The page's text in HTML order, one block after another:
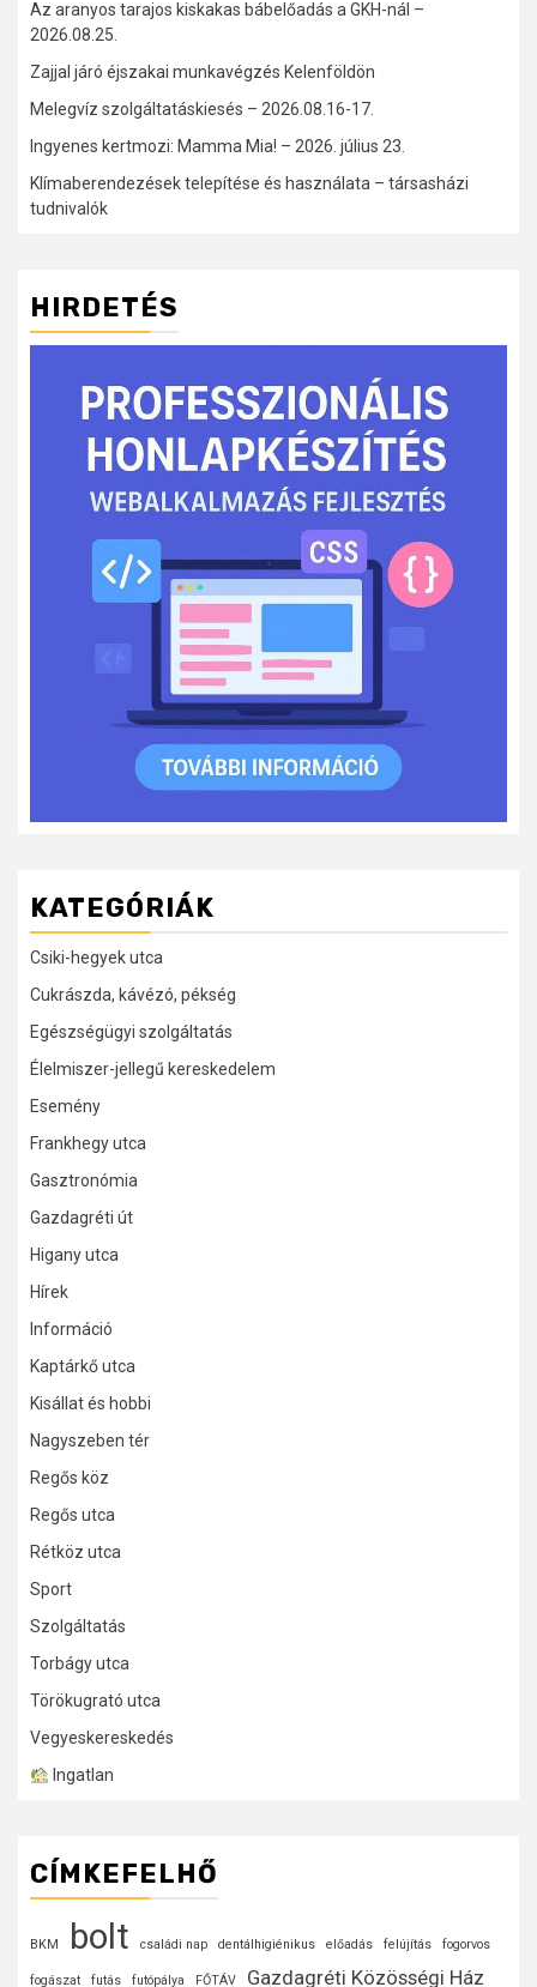
Az aranyos tarajos kiskakas bábelőadás a GKH-nál –
2026.08.25.
Zajjal járó éjszakai munkavégzés Kelenföldön
Melegvíz szolgáltatáskiesés – 2026.08.16-17.
Ingyenes kertmozi: Mamma Mia! – 2026. július 23.
Klímaberendezések telepítése és használata – társasházi
tudnivalók
HIRDETÉS
KATEGÓRIÁK
Csiki-hegyek utca
Cukrászda, kávézó, pékség
Egészségügyi szolgáltatás
Élelmiszer-jellegű kereskedelem
Esemény
Frankhegy utca
Gasztronómia
Gazdagréti út
Higany utca
Hírek
Információ
Kaptárkő utca
Kisállat és hobbi
Nagyszeben tér
Regős köz
Regős utca
Rétköz utca
Sport
Szolgáltatás
Torbágy utca
Törökugrató utca
Vegyeskereskedés
Ingatlan
CÍMKEFELHŐ
BKM bolt családi nap dentálhigiénikus előadás felújítás fogorvos
fogászat futás futópálya FŐTÁV Gazdagréti Közösségi Ház